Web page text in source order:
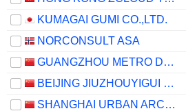
KUMAGAI GUMI CO.,LTD.
NORCONSULT ASA
GUANGZHOU METRO DESIGN & RESEARCH INSTITUTE CO., LTD.
BEIJING JIUZHOUYIGUI ENVIRONMENTAL TECHNOLOGY CO., LTD.
SHANGHAI URBAN ARCHITECTURE DESIGN CO., LTD.